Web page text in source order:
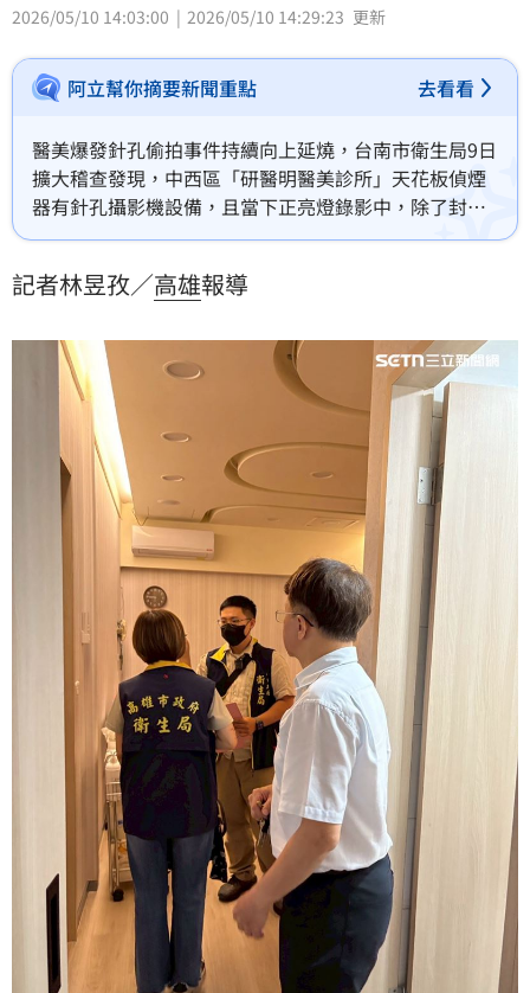
2026/05/10 14:03:00
2026/05/10 14:29:23 更新
阿立幫你摘要新聞重點 去看看
醫美爆發針孔偷拍事件持續向上延燒，台南市衛生局9日
擴大稽查發現，中西區「研醫明醫美診所」天花板偵煙
器有針孔攝影機設備，且當下正亮燈錄影中，除了封存
通報檢警，同時通報其他縣市衛生局稽查；高雄市衛生
3支監視器，未見偵煙器型針孔設備，為確保就醫環境安
記者林昱孜／高雄報導